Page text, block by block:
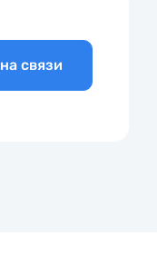
связи